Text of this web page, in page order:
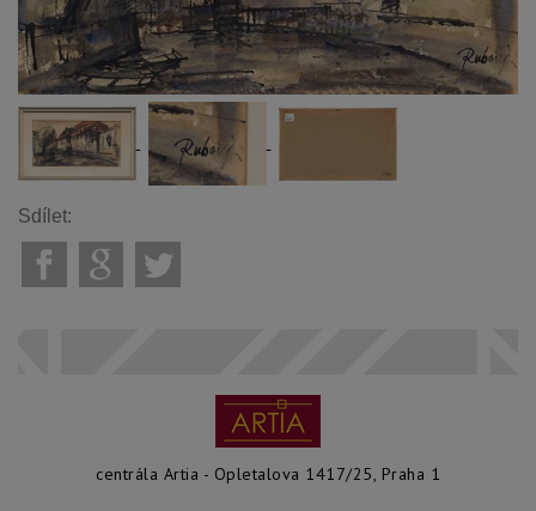
Sdílet:
centrála Artia - Opletalova 1417/25, Praha 1